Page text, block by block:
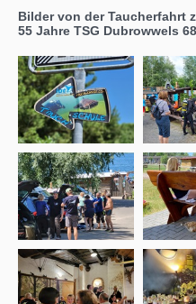
Bilder von der Taucherfahrt
55 Jahre TSG Dubrowwels